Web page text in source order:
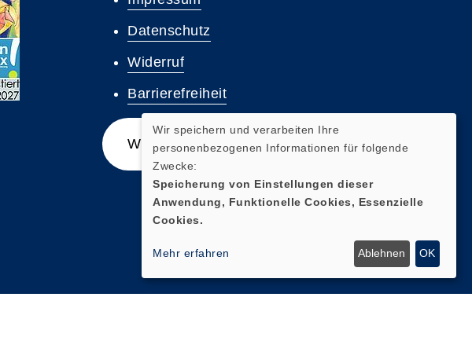
Datenschutz
Widerruf
Barrierefreiheit
Widerrufsformular
Wir speichern und verarbeiten Ihre
personenbezogenen Informationen für folgende
Zwecke:
Speicherung von Einstellungen dieser
Anwendung, Funktionelle Cookies, Essenzielle
Cookies.
Mehr erfahren Ablehnen OK